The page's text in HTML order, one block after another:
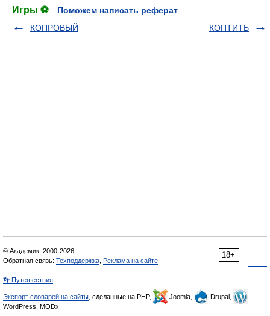
Игры ⚽
Поможем написать реферат
КОПРОВЫЙ
КОПТИТЬ
18+
© Академик, 2000-2026
Обратная связь: Техподдержка Реклама на сайте
👣 Путешествия
Экспорт словарей на сайты , сделанные на PHP, Joomla,
Drupal,
WordPress, MODx.